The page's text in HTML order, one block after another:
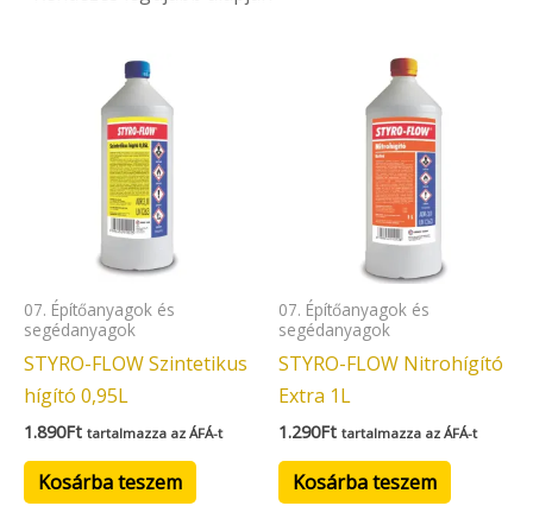
07. Építőanyagok és
segédanyagok
STYRO-FLOW Szintetikus
hígító 0,95L
1.890Ft tartalmazza az ÁFÁ-t
Kosárba teszem
07. Építőanyagok és
segédanyagok
STYRO-FLOW Nitrohígító
Extra 1L
1.290Ft tartalmazza az ÁFÁ-t
Kosárba teszem